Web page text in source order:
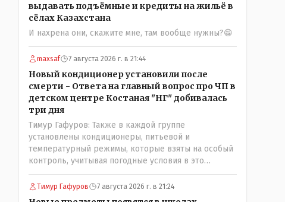
выдавать подъёмные и кредиты на жильё в
сёлах Казахстана
И нахрена они, скажите мне, там вообще нужны?😁
maxsaf 7 августа 2026 г. в 21:44
Новый кондиционер установили после
смерти - Ответа на главный вопрос про ЧП в
детском центре Костаная "НГ" добивалась
три дня
Тимур Гафуров: Также в каждой группе
установлены кондиционеры, питьевой и
температурный режимы, которые взяты на особый
контроль, учитывая погодные условия в это
лето.Мы решили. что это - противоречие. Вы
считаете иначе?Ну тут противоречия нет. Этот
Тимур Гафуров 7 августа 2026 г. в 21:24